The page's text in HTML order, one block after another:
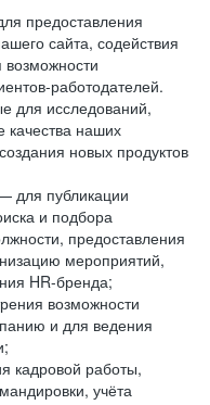
предоставления
сайта, содействия
возможности
работодателей.
для исследований,
качества наших
новых продуктов
для публикации
и подбора
предоставления
мероприятий,
HR-бренда;
возможности
и для ведения
кадровой работы,
учёта